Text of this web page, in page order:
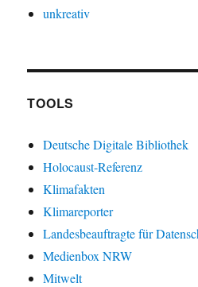
unkreativ
TOOLS
Deutsche Digitale Bibliothek
Holocaust-Referenz
Klimafakten
Klimareporter
Landesbeauftragte für
Medienbox NRW
Mitwelt